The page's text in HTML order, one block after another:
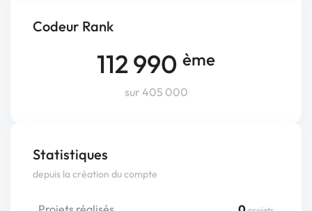
Codeur Rank
112 990 ème
sur 405 000
Statistiques
depuis la création du compte